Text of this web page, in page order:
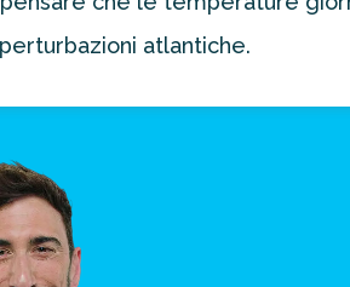
atlantiche.